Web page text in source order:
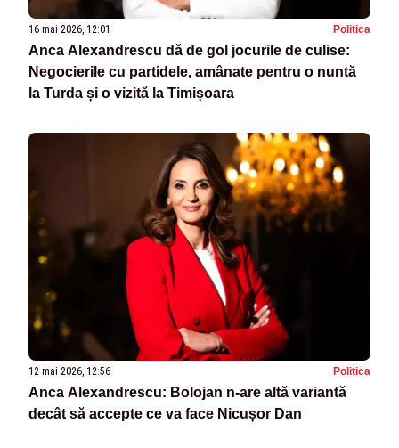
16 mai 2026, 12:01 Politica
Anca Alexandrescu dă de gol jocurile de culise:
Negocierile cu partidele, amânate pentru o nuntă
la Turda și o vizită la Timișoara
12 mai 2026, 12:56 Politica
Anca Alexandrescu: Bolojan n-are altă variantă
decât să accepte ce va face Nicușor Dan